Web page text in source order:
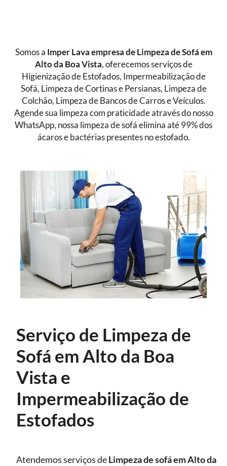
Somos a Imper Lava empresa de Limpeza de Sofá em
Alto da Boa Vista, oferecemos serviços de
Higienização de Estofados, Impermeabilização de
Sofá, Limpeza de Cortinas e Persianas, Limpeza de
Colchão, Limpeza de Bancos de Carros e Veículos.
Agende sua limpeza com praticidade através do nosso
WhatsApp, nossa limpeza de sofá elimina até 99% dos
ácaros e bactérias presentes no estofado.
Serviço de Limpeza de
Sofá em Alto da Boa
Vista e
Impermeabilização de
Estofados
Atendemos serviços deLimpeza de sofáem Alto da